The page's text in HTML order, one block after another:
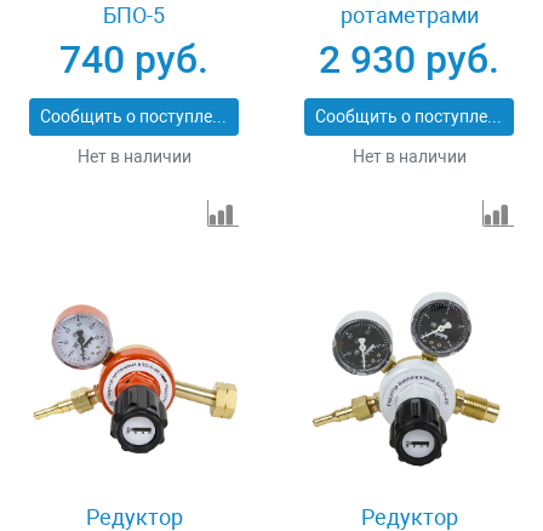
БПО-5
740 руб.
Сообщить о поступлении
Нет в наличии
ротаметрами
2 930 руб.
Сообщить о поступлении
Нет в наличии
Редуктор
Редуктор